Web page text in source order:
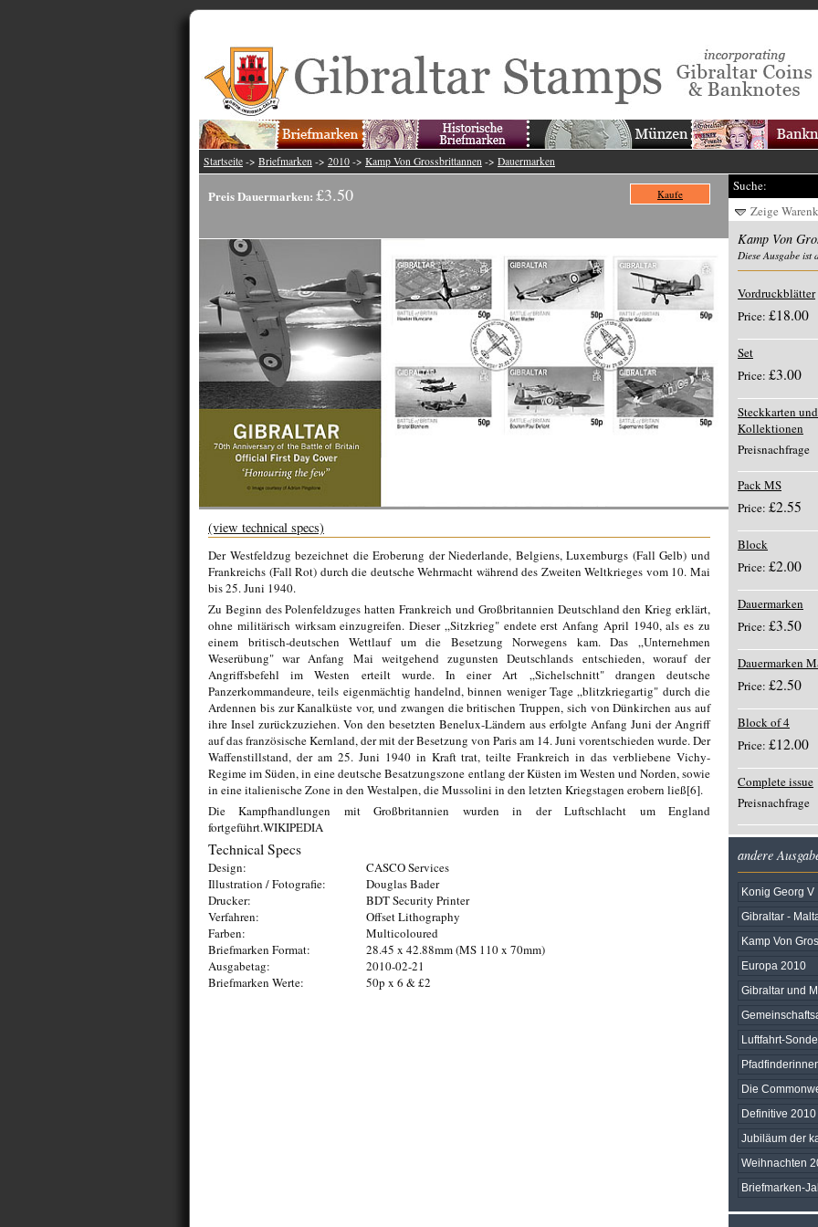
Startseite -> Briefmarken -> 2010 -> Kamp Von Grossbrittannen -> Dauermarken
Preis Dauermarken: £3.50 Kaufe
(view technical specs)
Der Westfeldzug bezeichnet die Eroberung der Niederlande, Belgiens, Luxemburgs (Fall Gelb) und
Frankreichs (Fall Rot) durch die deutsche Wehrmacht während des Zweiten Weltkrieges vom 10. Mai
bis 25. Juni 1940.
Zu Beginn des Polenfeldzuges hatten Frankreich und Großbritannien Deutschland den Krieg erklärt,
ohne militärisch wirksam einzugreifen. Dieser „Sitzkrieg" endete erst Anfang April 1940, als es zu
einem britisch-deutschen Wettlauf um die Besetzung Norwegens kam. Das „Unternehmen
Weserübung" war Anfang Mai weitgehend zugunsten Deutschlands entschieden, worauf der
Angriffsbefehl im Westen erteilt wurde. In einer Art „Sichelschnitt" drangen deutsche
Panzerkommandeure, teils eigenmächtig handelnd, binnen weniger Tage „blitzkriegartig" durch die
Ardennen bis zur Kanalküste vor, und zwangen die britischen Truppen, sich von Dünkirchen aus auf
ihre Insel zurückzuziehen. Von den besetzten Benelux-Ländern aus erfolgte Anfang Juni der Angriff
auf das französische Kernland, der mit der Besetzung von Paris am 14. Juni vorentschieden wurde. Der
Waffenstillstand, der am 25. Juni 1940 in Kraft trat, teilte Frankreich in das verbliebene Vichy-
Regime im Süden, in eine deutsche Besatzungszone entlang der Küsten im Westen und Norden, sowie
in eine italienische Zone in den Westalpen, die Mussolini in den letzten Kriegstagen erobern ließ[6].
Die Kampfhandlungen mit Großbritannien wurden in der Luftschlacht um England
fortgeführt.WIKIPEDIA
Technical Specs
Design:
CASCO Services
Illustration / Fotografie:
Douglas Bader
Drucker:
BDT Security Printer
Verfahren:
Offset Lithography
Farben:
Multicoloured
Briefmarken Format:
28.45 x 42.88mm (MS 110 x 70mm)
Ausgabetag:
2010-02-21
Briefmarken Werte:
50p x 6 & £2
Suche:
Zeige
Kamp Von
Diese Ausgabe
Vordruckblätter
Price: £18.00
Set
Price: £3.00
Steckkarten
Kollektionen
Preisnachfrage
Pack MS
Price: £2.55
Block
Price: £2.00
Dauermarken
Price: £3.50
Dauermarken
Price: £2.50
Block of 4
Price: £12.00
Complete issue
Preisnachfrage
andere
Konig Georg V
Gibraltar -
Kamp Von
Europa 2010
Gibraltar und
Luftfahrt-
Die
Definitive 2010
Jubiläum der
Weihnachten
Briefmarken-